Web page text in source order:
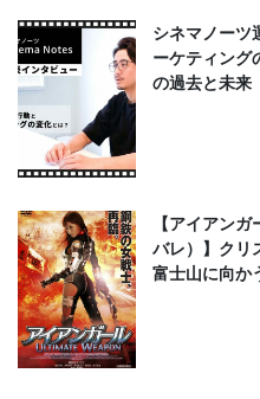
シネマノーツ
ーケティング
の過去と未来
【アイアン
バレ）】クリ
富士山に向か